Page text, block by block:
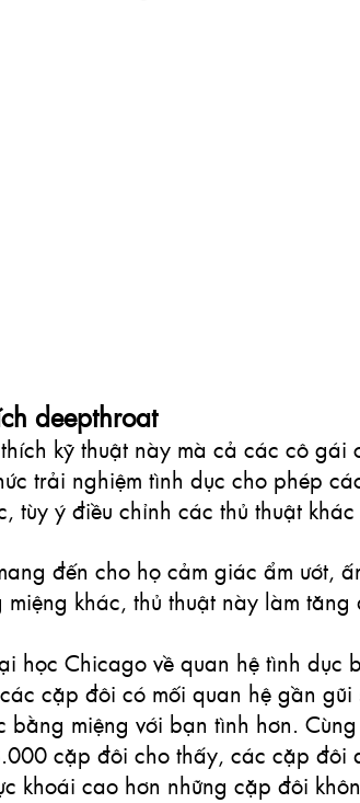
deepthroat
kỹ thuật này mà cả các cô gái
trải nghiệm tình dục cho phép
tùy ý điều chỉnh các thủ thuật khác
đến cho họ cảm giác ẩm ướt,
khác, thủ thuật này làm tăng
học Chicago về quan hệ tình dục
cặp đôi có mối quan hệ gần gũi
bằng miệng với bạn tình hơn.
cặp đôi cho thấy, các cặp đôi
khoái cao hơn những cặp đôi